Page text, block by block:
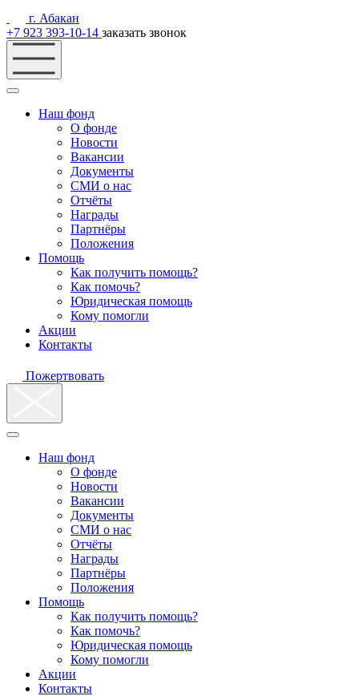
г. Абакан
+7 923 393-10-14 заказать звонок
Наш фонд
О фонде
Новости
Вакансии
Документы
СМИ о нас
Отчёты
Награды
Партнёры
Положения
Помощь
Как получить помощь?
Как помочь?
Юридическая помощь
Кому помогли
Акции
Контакты
Пожертвовать
Наш фонд
О фонде
Новости
Вакансии
Документы
СМИ о нас
Отчёты
Награды
Партнёры
Положения
Помощь
Как получить помощь?
Как помочь?
Юридическая помощь
Кому помогли
Акции
Контакты